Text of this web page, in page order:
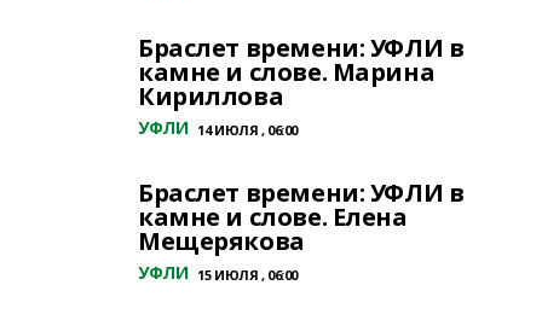
Браслет времени: УФЛИ в
камне и слове. Марина
Кириллова
УФЛИ 14 ИЮЛЯ , 06:00
Браслет времени: УФЛИ в
камне и слове. Елена
Мещерякова
УФЛИ 15 ИЮЛЯ , 06:00